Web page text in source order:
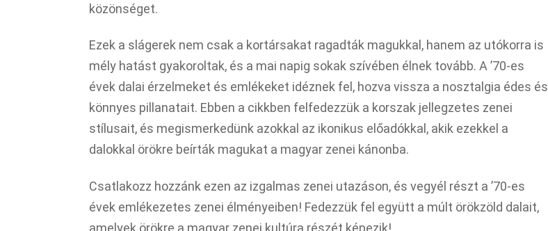
közönséget.
Ezek a slágerek nem csak a kortársakat ragadták magukkal, hanem az utókorra is
mély hatást gyakoroltak, és a mai napig sokak szívében élnek tovább. A ’70-es
évek dalai érzelmeket és emlékeket idéznek fel, hozva vissza a nosztalgia édes és
könnyes pillanatait. Ebben a cikkben felfedezzük a korszak jellegzetes zenei
stílusait, és megismerkedünk azokkal az ikonikus előadókkal, akik ezekkel a
dalokkal örökre beírták magukat a magyar zenei kánonba.
Csatlakozz hozzánk ezen az izgalmas zenei utazáson, és vegyél részt a ’70-es
évek emlékezetes zenei élményeiben! Fedezzük fel együtt a múlt örökzöld dalait,
amelyek örökre a magyar zenei kultúra részét képezik!